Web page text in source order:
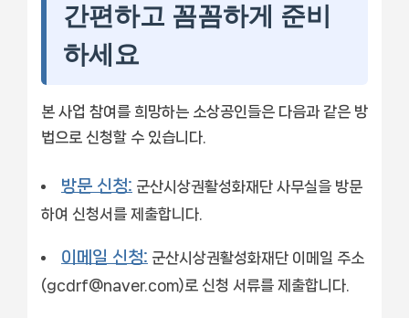
간편하고 꼼꼼하게 준비
하세요
본 사업 참여를 희망하는 소상공인들은 다음과 같은 방
법으로 신청할 수 있습니다.
방문 신청: 군산시상권활성화재단 사무실을 방문
하여 신청서를 제출합니다.
이메일 신청: 군산시상권활성화재단 이메일 주소
(gcdrf@naver.com)로 신청 서류를 제출합니다.